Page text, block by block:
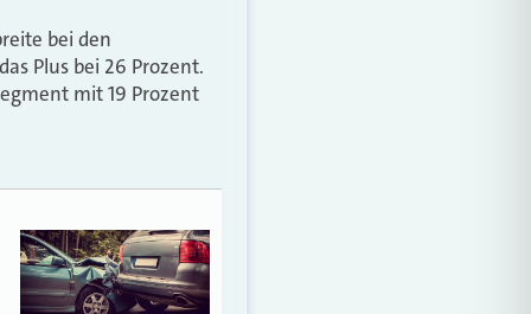
bei den
Plus bei 26 Prozent.
mit 19 Prozent